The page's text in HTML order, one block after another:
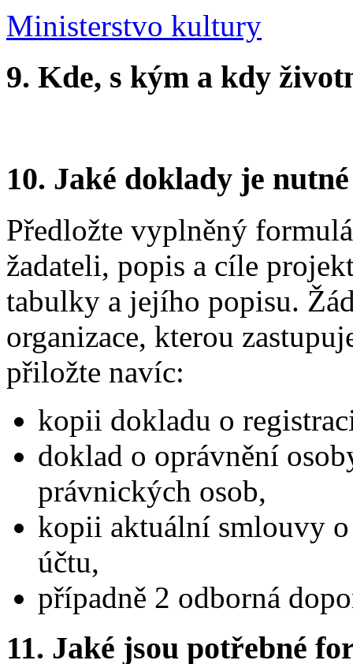
Ministerstvo kultury
9. Kde, s kým a kdy
10. Jaké doklady je
Předložte vyplněný
žadateli, popis a cíle
tabulky a jejího popisu.
organizace, kterou
přiložte navíc:
kopii dokladu o
doklad o oprávnění
právnických osob,
kopii aktuální smlouvy
účtu,
případně 2 odborná
11. Jaké jsou potřebné